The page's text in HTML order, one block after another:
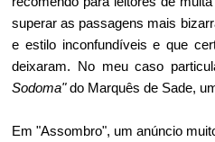
superar as passagens mais
e estilo inconfundíveis e que
deixaram. No meu caso
Sodoma"do Marquês de Sade,
Em "Assombro", um anúncio